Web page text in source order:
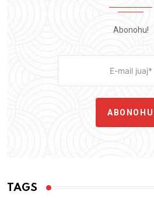
Abonohu!
ABONOHU
TAGS